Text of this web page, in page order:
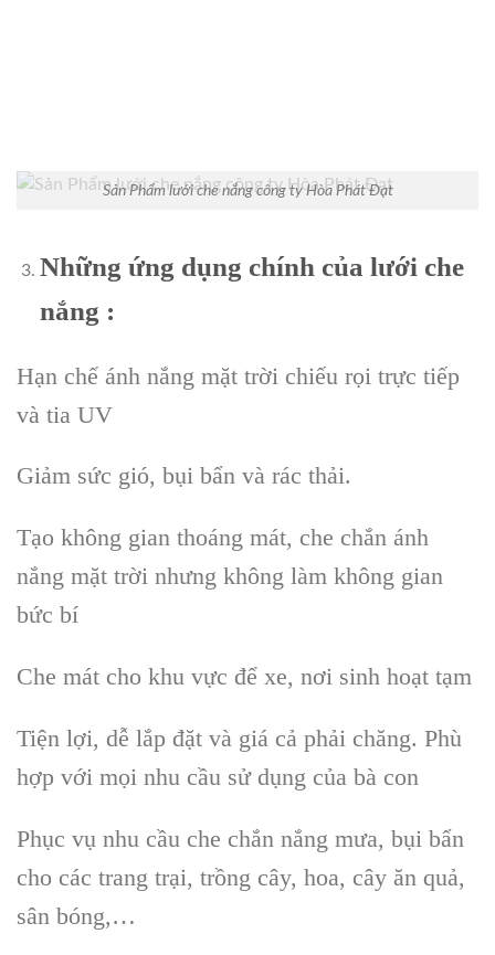
Sản Phẩm lưới che nắng công ty Hòa Phát Đạt
Những ứng dụng chính của lưới che
nắng :
Hạn chế ánh nắng mặt trời chiếu rọi trực tiếp
và tia UV
Giảm sức gió, bụi bẩn và rác thải.
Tạo không gian thoáng mát, che chắn ánh
nắng mặt trời nhưng không làm không gian
bức bí
Che mát cho khu vực để xe, nơi sinh hoạt tạm
Tiện lợi, dễ lắp đặt và giá cả phải chăng. Phù
hợp với mọi nhu cầu sử dụng của bà con
Phục vụ nhu cầu che chắn nắng mưa, bụi bẩn
cho các trang trại, trồng cây, hoa, cây ăn quả,
sân bóng,…